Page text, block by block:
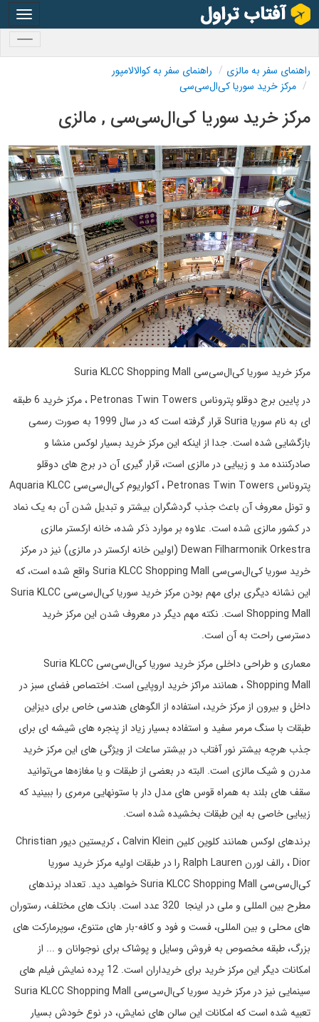
راهنمای سفر به مالزی
راهنمای سفر به کوالالامپور
مرکز خرید سوریا کی‌ال‌سی‌سی
مرکز خرید سوریا کی‌ال‌سی‌سی , مالزی
مرکز خرید سوریا کی‌ال‌سی‌سی Suria KLCC Shopping Mall
در پایین برج دوقلو پتروناس Petronas Twin Towers ، مرکز خرید 6 طبقه
ای به نام سوریا Suria قرار گرفته است که در سال 1999 به صورت رسمی
بازگشایی شده است. جدا از اینکه این مرکز خرید بسیار لوکس منشا و
صادرکننده مد و زیبایی در مالزی است، قرار گیری آن در برج های دوقلو
پتروناس Petronas Twin Towers ، آکواریوم کی‌ال‌سی‌سی Aquaria KLCC
و تونل معروف آن باعث جذب گردشگران بیشتر و تبدیل شدن آن به یک نماد
در کشور مالزی شده است. علاوه بر موارد ذکر شده، خانه ارکستر مالزی
Dewan Filharmonik Orkestra (اولین خانه ارکستر در مالزی) نیز در مرکز
خرید سوریا کی‌ال‌سی‌سی Suria KLCC Shopping Mall واقع شده است، که
این نشانه دیگری برای مهم بودن مرکز خرید سوریا کی‌ال‌سی‌سی Suria KLCC
Shopping Mall است. نکته مهم دیگر در معروف شدن این مرکز خرید
دسترسی راحت به آن است.
معماری و طراحی داخلی مرکز خرید سوریا کی‌ال‌سی‌سی Suria KLCC
Shopping Mall ، همانند مراکز خرید اروپایی است. اختصاص فضای سبز در
داخل و بیرون از مرکز خرید، استفاده از الگوهای هندسی خاص برای دیزاین
طبقات با سنگ مرمر سفید و استفاده بسیار زیاد از پنجره های شیشه ای برای
جذب هرچه بیشتر نور آفتاب در بیشتر ساعات از ویژگی های این مرکز خرید
مدرن و شیک مالزی است. البته در بعضی از طبقات و یا مغازه‌ها می‌توانید
سقف های بلند به همراه قوس های مدل دار با ستونهایی مرمری را ببینید که
زیبایی خاصی به این طبقات بخشیده شده است.
برندهای لوکس همانند کلوین کلین Calvin Klein ، کریستین دیور Christian
Dior ، رالف لورن Ralph Lauren را در طبقات اولیه مرکز خرید سوریا
کی‌ال‌سی‌سی Suria KLCC Shopping Mall خواهید دید. تعداد برندهای
مطرح بین المللی و ملی در اینجا 320 عدد است. بانک های مختلف، رستوران
های محلی و بین المللی، فست و فود و کافه-بار های متنوع، سوپرمارکت های
بزرگ، طبقه مخصوص به فروش وسایل و پوشاک برای نوجوانان و ... از
امکانات دیگر این مرکز خرید برای خریداران است. 12 پرده نمایش فیلم های
سینمایی نیز در مرکز خرید سوریا کی‌ال‌سی‌سی Suria KLCC Shopping Mall
تعبیه شده است که امکانات این سالن های نمایش، در نوع خودش بسیار